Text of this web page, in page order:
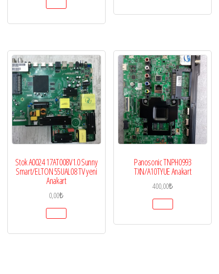
Stok A0024 17AT008V1.0 Sunny
Smart/ELTON 55UAL08 TV yeni
Anakart
0,00₺
Panosonic TNPH0993
TXN/A10TYUE Anakart
400,00₺